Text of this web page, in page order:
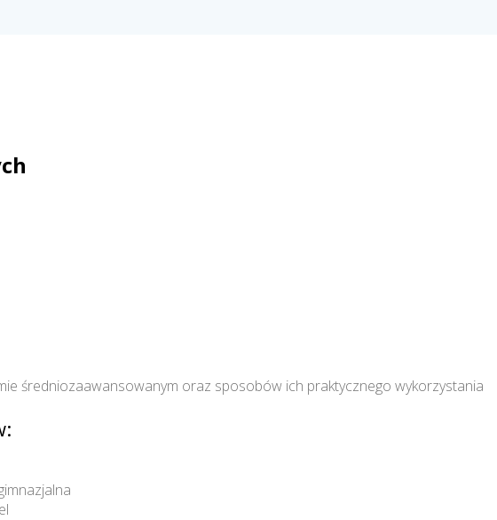
średniozaawansowanym oraz sposobów ich praktycznego wykorzystania